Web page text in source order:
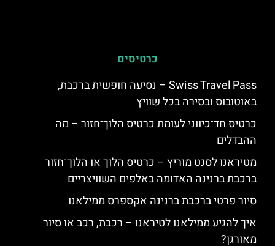
כרטיסים
Swiss Travel Pass – נסיעה חופשית ברכבת,
באוטובוס ובסירה בכל שוויץ
כרטיס חד־כיווני לעומת כרטיס הלוך־חזור – מה
ההבדלים
מטיראנו לסנט מוריץ – כרטיס הלוך או הלוך־חזור
ברכבת ברנינה האדומה באלפים השוויצריים
סיור פרטי ברכבת ברנינה אקספרס ממילאנו
איך להגיע ממילאנו לטיראנו – רכבת, רכב או סיור
מאורגן?